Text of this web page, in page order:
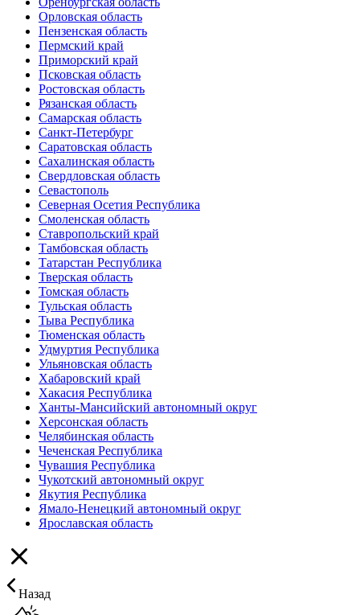
Орловская область
Пензенская область
Пермский край
Приморский край
Псковская область
Ростовская область
Рязанская область
Самарская область
Санкт-Петербург
Саратовская область
Сахалинская область
Свердловская область
Севастополь
Северная Осетия Республика
Смоленская область
Ставропольский край
Тамбовская область
Татарстан Республика
Тверская область
Томская область
Тульская область
Тыва Республика
Тюменская область
Удмуртия Республика
Ульяновская область
Хабаровский край
Хакасия Республика
Ханты-Мансийский автономный округ
Херсонская область
Челябинская область
Чеченская Республика
Чувашия Республика
Чукотский автономный округ
Якутия Республика
Ямало-Ненецкий автономный округ
Ярославская область
Назад